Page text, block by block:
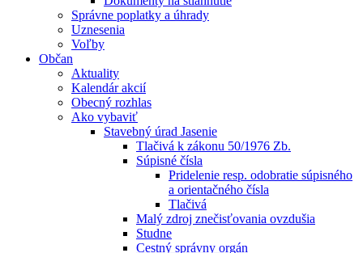
Správne poplatky a úhrady
Uznesenia
Voľby
Občan
Aktuality
Kalendár akcií
Obecný rozhlas
Ako vybaviť
Stavebný úrad Jasenie
Tlačivá k zákonu 50/1976 Zb.
Súpisné čísla
Pridelenie resp. odobratie súpisného
a orientačného čísla
Tlačivá
Malý zdroj znečisťovania ovzdušia
Studne
Cestný správny orgán